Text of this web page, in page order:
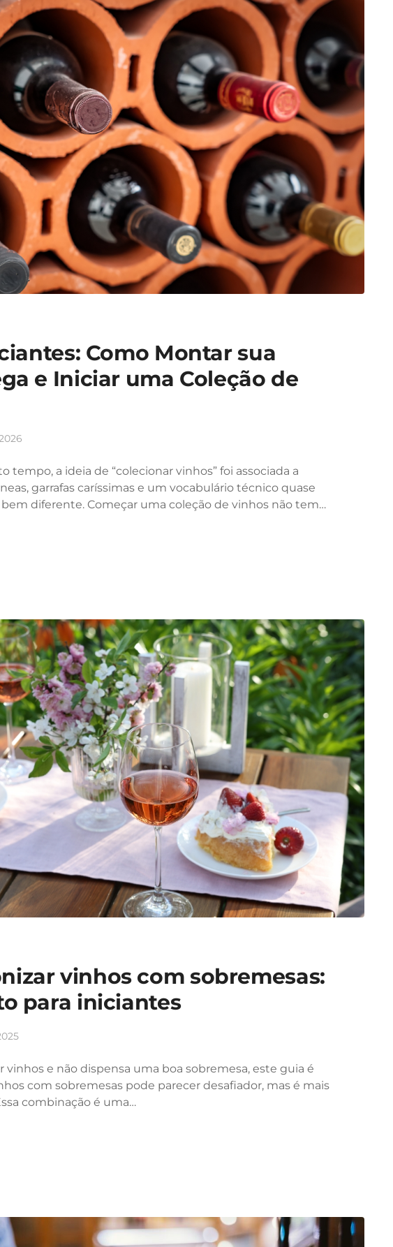
Como Montar sua
e Iniciar uma Coleção de
a ideia de “colecionar vinhos” foi associada a
garrafas caríssimas e um vocabulário técnico quase
bem diferente. Começar uma coleção de vinhos não tem…
vinhos com sobremesas:
para iniciantes
vinhos e não dispensa uma boa sobremesa, este guia é
com sobremesas pode parecer desafiador, mas é mais
combinação é uma…